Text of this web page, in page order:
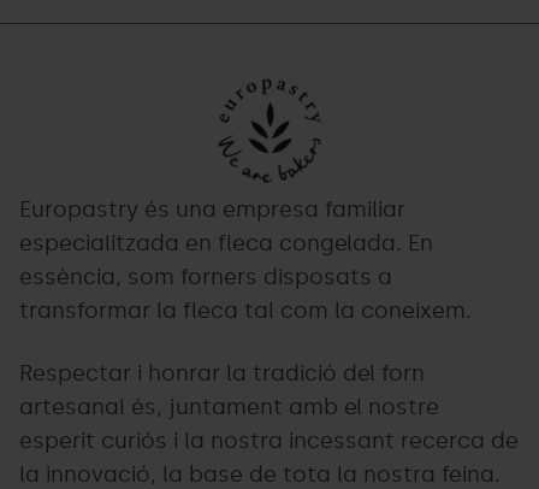
Europastry.png
Grandvalira
Europastry és una empresa familiar
especialitzada en fleca congelada. En
essència, som forners disposats a
transformar la fleca tal com la coneixem.
Respectar i honrar la tradició del forn
artesanal és, juntament amb el nostre
esperit curiós i la nostra incessant recerca de
la innovació, la base de tota la nostra feina.